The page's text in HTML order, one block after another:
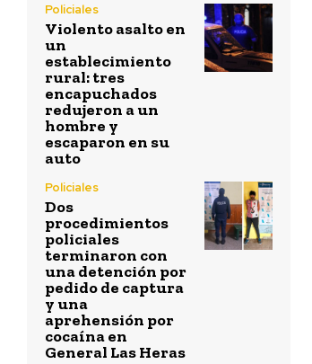
Policiales
Violento asalto en
un
establecimiento
rural: tres
encapuchados
redujeron a un
hombre y
escaparon en su
auto
Policiales
Dos
procedimientos
policiales
terminaron con
una detención por
pedido de captura
y una
aprehensión por
cocaína en
General Las Heras